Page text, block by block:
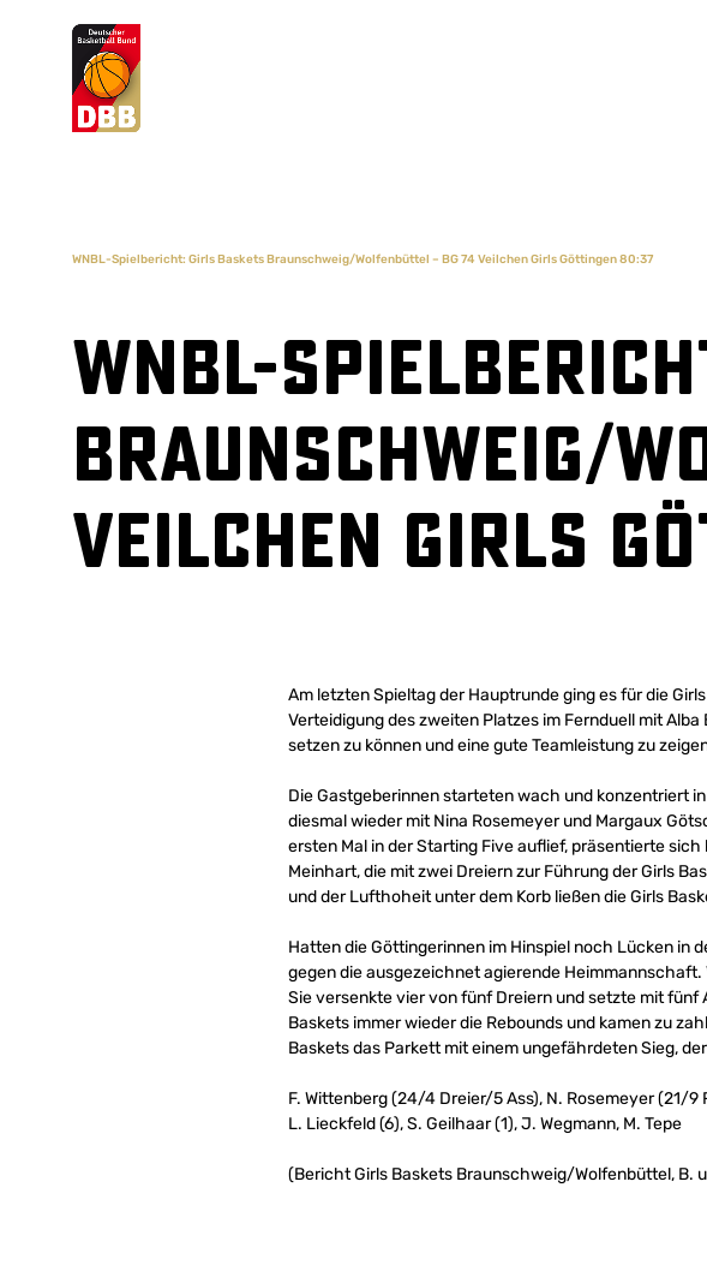
Suchvorschläge
WNBL-Spielbericht: Girls Baskets Braunschweig/Wolfenbüttel – BG 74 Veilchen Girls Göttingen 80:37
WNBL-
Braunschweig/
Veilchen Girls
Am letzten Spieltag der Hauptrunde ging es für die
Verteidigung des zweiten Platzes im Fernduell mit
setzen zu können und eine gute Teamleistung zu
Die Gastgeberinnen starteten wach und konzentriert
diesmal wieder mit Nina Rosemeyer und Margaux
ersten Mal in der Starting Five auflief, präsentierte
Meinhart, die mit zwei Dreiern zur Führung der Girls
und der Lufthoheit unter dem Korb ließen die Girls
Hatten die Göttingerinnen im Hinspiel noch Lücken in
gegen die ausgezeichnet agierende
Sie versenkte vier von fünf Dreiern und setzte mit fünf
Baskets immer wieder die Rebounds und kamen zu
Baskets das Parkett mit einem ungefährdeten Sieg,
F. Wittenberg (24/4 Dreier/5 Ass), N. Rosemeyer (21/
L. Lieckfeld (6), S. Geilhaar (1), J. Wegmann, M. Tepe
(Bericht Girls Baskets Braunschweig/Wolfenbüttel, B.